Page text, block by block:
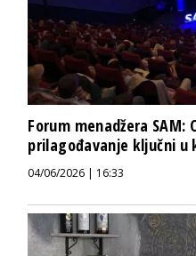
Forum menadžera SAM:
prilagođavanje ključni u
04/06/2026 | 16:33